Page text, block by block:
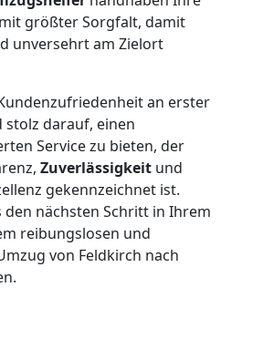
größter Sorgfalt, damit
unversehrt am Zielort
an erster
stolz darauf, einen
Service zu bieten, der
Zuverlässigkeit und
gekennzeichnet ist.
den nächsten Schritt in Ihrem
reibungslosen und
von Feldkirch nach